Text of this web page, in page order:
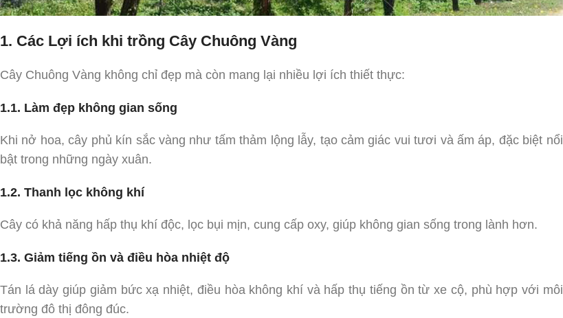
1. Các Lợi ích khi trồng Cây Chuông Vàng
Cây Chuông Vàng không chỉ đẹp mà còn mang lại nhiều lợi ích thiết thực:
1.1. Làm đẹp không gian sống
Khi nở hoa, cây phủ kín sắc vàng như tấm thảm lộng lẫy, tạo cảm giác vui tươi và ấm áp, đặc biệt nổi
bật trong những ngày xuân.
1.2. Thanh lọc không khí
Cây có khả năng hấp thụ khí độc, lọc bụi mịn, cung cấp oxy, giúp không gian sống trong lành hơn.
1.3. Giảm tiếng ồn và điều hòa nhiệt độ
Tán lá dày giúp giảm bức xạ nhiệt, điều hòa không khí và hấp thụ tiếng ồn từ xe cộ, phù hợp với môi
trường đô thị đông đúc.